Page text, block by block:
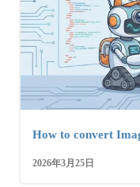
How to convert
2026年3月25日